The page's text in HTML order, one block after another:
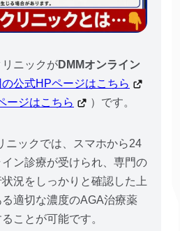
ニックがDMMオンライン
公式HPページはこちら
ージはこちら ）です。
ニックでは、スマホから24
ン診療が受けられ、専門の
況をしっかりと確認した上
適切な濃度のAGA治療薬
ことが可能です。